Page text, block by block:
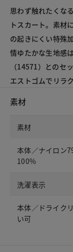
思わず触れたくな
トスカート。素材
の起きにくい特殊
情ゆたかな生地感
（14571）とのセ
エストゴムでリラ
素材
素材
本体／ナイロン
100%
洗濯表示
本体／ドライク
い可